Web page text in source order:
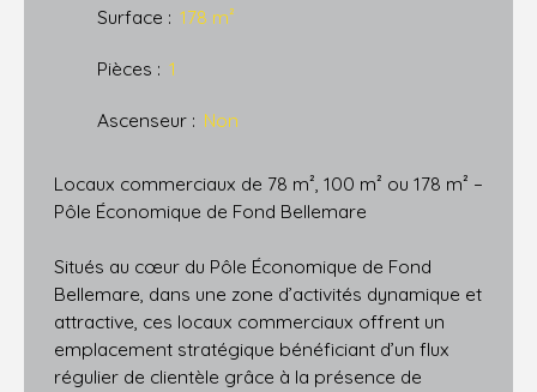
Surface : 178 m²
Pièces : 1
Ascenseur : Non
Locaux commerciaux de 78 m², 100 m² ou 178 m² –
Pôle Économique de Fond Bellemare
Situés au cœur du Pôle Économique de Fond
Bellemare, dans une zone d’activités dynamique et
attractive, ces locaux commerciaux offrent un
emplacement stratégique bénéficiant d’un flux
régulier de clientèle grâce à la présence de